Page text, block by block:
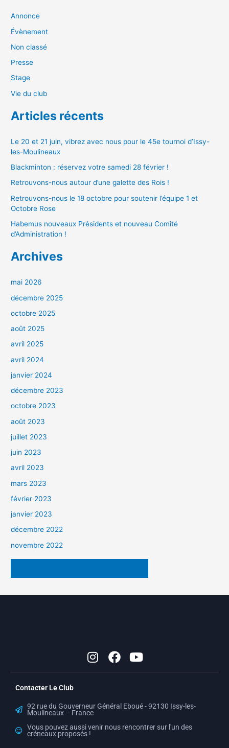
Annonce
Évènement
Non classé
Presse
Stage
Vie du club
Articles récents
Le 20 et 21 juin, vibrez avec nous pour le 45e tournoi d’Issy-
les-Moulineaux
Blackminton : réservez votre samedi 28 février !
Retrouvons-nous autour d’une galette des Rois !
Retrouvons-nous le 18 octobre pour soutenir l’équipe 1 et
Octobre Rose
Habemus nouveaux Présidents et nouveau Comité
d’Administration !
Archives
mai 2026
décembre 2025
octobre 2025
août 2025
avril 2025
avril 2024
janvier 2024
décembre 2023
octobre 2023
août 2023
juillet 2023
juin 2023
avril 2023
mars 2023
février 2023
janvier 2023
décembre 2022
novembre 2022
n
s
g
r
a
a
c
o
k
o
b
Contacter Le Club
92 rue du Gouverneur Général Eboué - 92130 Issy-les-
Moulineaux – France
Vous pouvez aussi venir nous rencontrer sur l'un des
créneaux proposés !